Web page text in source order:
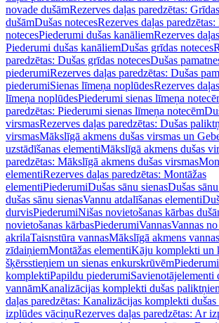
novade dušāmRezerves daļas paredzētas:
dušāmDušas notecesRezerves daļas paredzētas:
notecesPiederumi dušas kanāliemRezerves
Piederumi dušas kanāliemDušas grīdas noteces
paredzētas: Dušas grīdas notecesDušas
piederumiRezerves daļas paredzētas: Dušas
piederumiSienas līmeņa noplūdesRezerves
līmeņa noplūdesPiederumi sienas līmeņa
paredzētas: Piederumi sienas līmeņa notecēm
virsmasRezerves daļas paredzētas: Dušas
virsmasMākslīgā akmens dušas virsmas un
uzstādīšanas elementiMākslīgā akmens dušas
paredzētas: Mākslīgā akmens dušas virsmas
elementiRezerves daļas paredzētas: Montāžas
elementiPiederumiDušas sānu sienasDušas
dušas sānu sienasVannu atdalīšanas elementi
durvisPiederumiNišas novietošanas kārbas
novietošanas kārbasPiederumiVannasVannas
akrilaTaisnstūra vannasMākslīgā akmens vannas
zīdaiņiemMontāžas elementiKāju komplekti un
šķērsstieņiem un sienas enkurskrūvēmPiederumi
komplektiPapildu piederumiSavienotājelementi
vannāmKanalizācijas komplekti dušas
daļas paredzētas: Kanalizācijas komplekti
izplūdes vāciņuRezerves daļas paredzētas: Ar